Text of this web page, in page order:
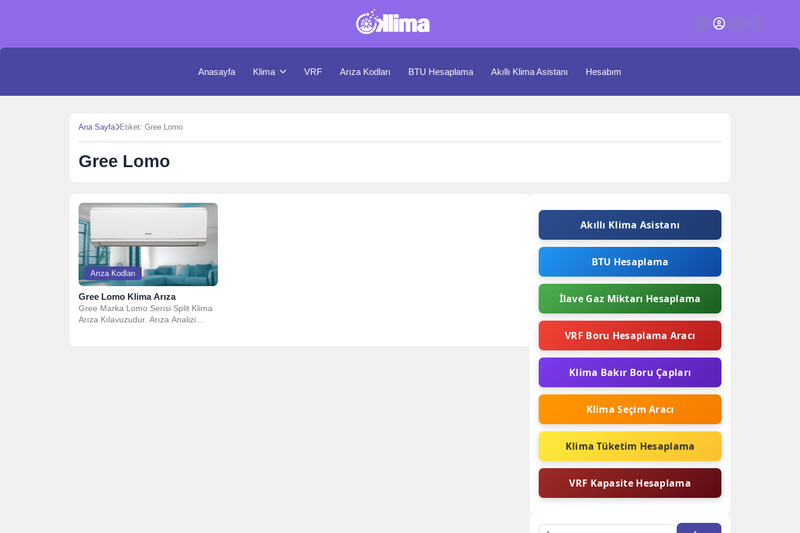
Anasayfa Klima VRF Arıza Kodları BTU Hesaplama Akıllı Klima Asistanı Hesabım
Ana Sayfa Etiket: Gree Lomo
Gree Lomo
Arıza Kodları
Gree Lomo Klima Arıza
Gree Marka Lomo Serisi Split Klima
Arıza Kılavuzudur. Arıza Analizi
Akıllı Klima Asistanı
BTU Hesaplama
İlave Gaz Miktarı Hesaplama
VRF Boru Hesaplama Aracı
Klima Bakır Boru Çapları
Klima Seçim Aracı
Klima Tüketim Hesaplama
VRF Kapasite Hesaplama
Arama: